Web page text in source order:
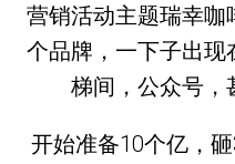
营销活动主题瑞幸
个品牌，一下子出
梯间，公众号，
开始准备10个亿，